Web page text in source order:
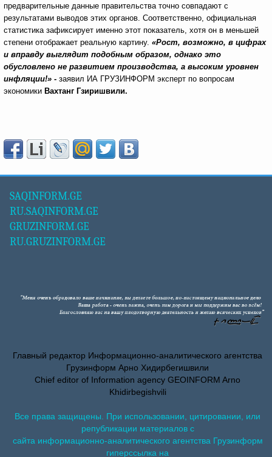
предварительные данные правительства точно совпадают с
результатами выводов этих органов. Соответственно, официальная
статистика зафиксирует именно этот показатель, хотя он в меньшей
степени отображает реальную картину. «Рост, возможно, в цифрах
и вправду выглядит подобным образом, однако это
обусловлено не развитием производства, а высоким уровнен
инфляции!» - заявил ИА ГРУЗИНФОРМ эксперт по вопросам
экономики Вахтанг Гзиришвили.
SAQINFORM.GE
RU.SAQINFORM.GE
GRUZINFORM.GE
RU.GRUZINFORM.GE
Главный редактор Информационно-аналитического агентства
Грузинформ Арно Хидирбегишвили
Chief editor of Information agency GEOINFORM Arno
Khidirbegishvili
Все права защищены. При использовании, цитировании, или
републикации материалов с
сайта информационно-аналитического агентства Грузинформ
гиперссылка на